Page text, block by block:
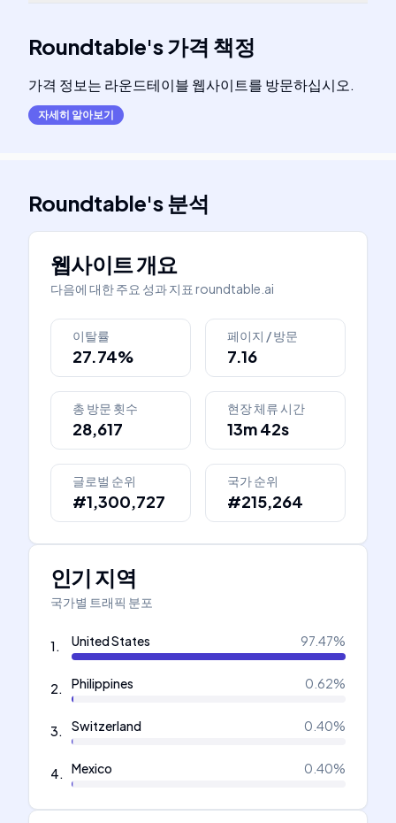
Roundtable's가격 책정
가격 정보는 라운드테이블 웹사이트를 방문하십시오.
자세히 알아보기
Roundtable's분석
웹사이트 개요
다음에 대한 주요 성과 지표 roundtable.ai
이탈률
27.74%
페이지 / 방문
7.16
총 방문 횟수
28,617
현장 체류 시간
13m 42s
글로벌 순위
#1,300,727
국가 순위
#215,264
인기 지역
국가별 트래픽 분포
1. United States 97.47%
2. Philippines 0.62%
3. Switzerland 0.40%
4. Mexico 0.40%